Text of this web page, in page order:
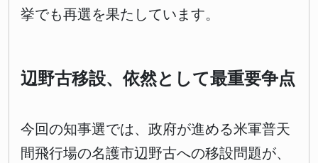
挙でも再選を果たしています。
辺野古移設、依然として最重要争点
今回の知事選では、政府が進める米軍普天
間飛行場の名護市辺野古への移設問題が、